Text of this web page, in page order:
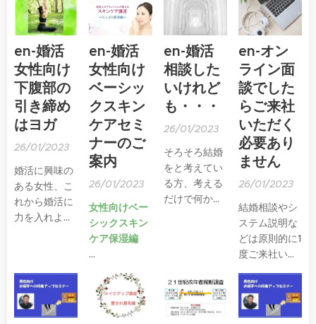
en-婚活
女性向け
下腹部の
引き締め
はヨガ
26/01/2023
婚活に興味の
ある女性、こ
れから婚活に
力を入れよう
ーです。
en-婚活
女性向け
ベーシッ
クスキン
ケアセミ
ナーのご
案内
26/01/2023
女性向けベー
シックスキン
ケア保湿編
バナー☟をク
リックしてく
ださい
en-婚活
相談した
いけれど
も・・・
26/01/2023
そろそろ結婚
をと考えてい
る方、考える
だけで何から
医療関係者、
介護関係者、
自営業の方な
en-オン
ライン面
談でした
らご来社
いただく
必要あり
ません
26/01/2023
結婚相談やシ
ステム説明な
どは原則的に1
度ご来社いた
応対していま
すが、ご来社
が難しい方に